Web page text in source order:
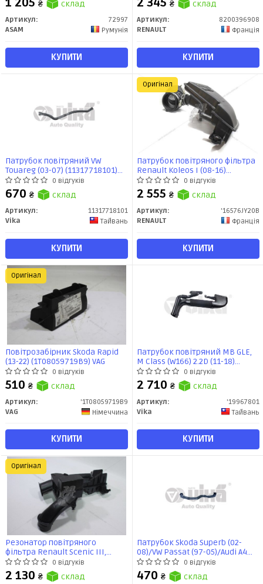
1 205 ₴ склад
Артикул:
72997
ASAM
Румунія
КУПИТИ
2 345 ₴ склад
Артикул:
8200396908
RENAULT
Франція
КУПИТИ
Патрубок повітряний VW
Touareg (03-07) (11317718101)
vika
0 відгуків
670 ₴ склад
Артикул:
11317718101
Vika
Тайвань
КУПИТИ
Патрубок повітряного фільтра
Renault Koleos I (08-16)
(16576JY20B) Renault
0 відгуків
2 555 ₴ склад
Артикул:
'16576JY20B
RENAULT
Франція
КУПИТИ
Оригінал
Повітрозабірник Skoda Rapid
(13-22) (1T08059719B9) VAG
0 відгуків
510 ₴ склад
Артикул:
'1T08059719B9
VAG
Німеччина
КУПИТИ
Оригінал
Патрубок повітряний MB GLE,
M Class (W166) 2.2D (11-18)
(19967801) VIKA0 відгуків
2 710 ₴ склад
Артикул:
'19967801
Vika
Тайвань
КУПИТИ
Резонатор повітряного
фільтра Renault Scenic III,
Megane III, Fluence
(165854265R) Renault
0 відгуків
2 130 ₴ склад
Оригінал
Патрубок Skoda Superb (02-
08)/VW Passat (97-05)/Audi A4
(95-01),A6 (98-05) (11331550601)
VIKA
0 відгуків
470 ₴ склад